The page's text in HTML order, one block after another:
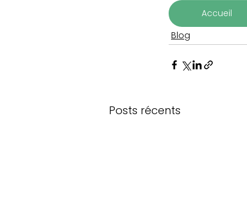
Accueil
Blog
Posts récents